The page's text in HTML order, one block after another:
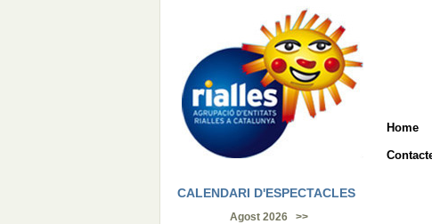
Home
CALENDARI D'ESPECTACLES
Agost 2026 >>